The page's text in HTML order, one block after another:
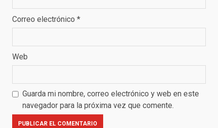
Correo electrónico *
Web
Guarda mi nombre, correo electrónico y web en este
navegador para la próxima vez que comente.